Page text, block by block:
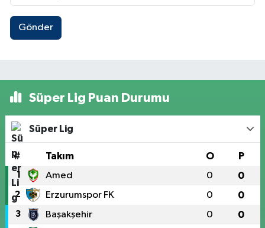
Gönder
Süper Lig Puan Durumu
Süper Lig
# Takım O P
1 Amed 0 0
2 Erzurumspor FK 0 0
3 Başakşehir 0 0